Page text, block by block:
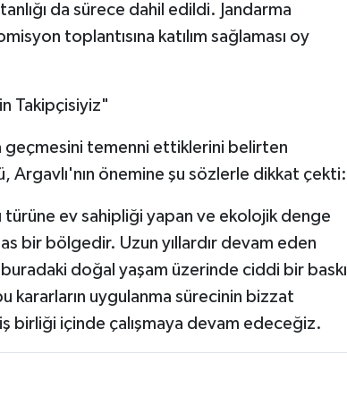
da sürece dahil edildi. Jandarma
toplantısına katılım sağlaması oy
Takipçisiyiz"
geçmesini temenni ettiklerini belirten
Argavlı'nın önemine şu sözlerle dikkat çekti:
türüne ev sahipliği yapan ve ekolojik denge
bir bölgedir. Uzun yıllardır devam eden
doğal yaşam üzerinde ciddi bir baskı
kararların uygulanma sürecinin bizzat
birliği içinde çalışmaya devam edeceğiz.